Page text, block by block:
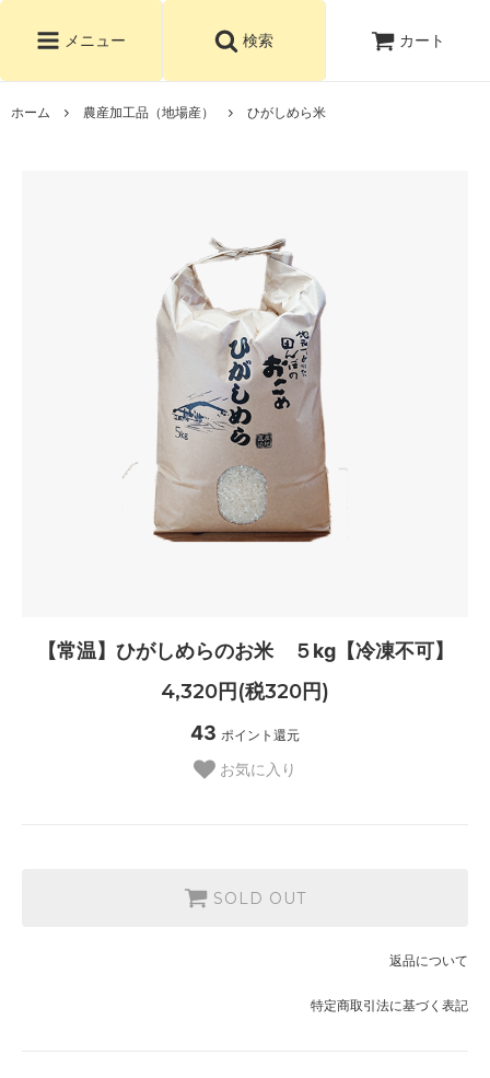
メニュー 検索 カート
ホーム 農産加工品（地場産） ひがしめら米
【常温】ひがしめらのお米 ５kg【冷凍不可】
4,320円(税320円)
43 ポイント還元
お気に入り
SOLD OUT
返品について
特定商取引法に基づく表記